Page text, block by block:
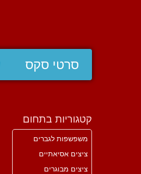
סרטי סקס
קטגוריות בתחום
משפשפות לגברים
ציצים אסיאתיים
ציצים מבוגרים